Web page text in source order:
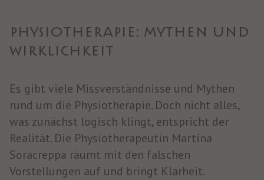
PHYSIOTHERAPIE: MYTHEN UND
WIRKLICHKEIT
Es gibt viele Missverständnisse und Mythen
rund um die Physiotherapie. Doch nicht alles,
was zunächst logisch klingt, entspricht der
Realität. Die Physiotherapeutin Martina
Soracreppa räumt mit den falschen
Vorstellungen auf und bringt Klarheit.